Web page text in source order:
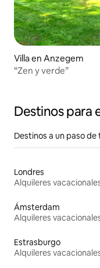
Villa en Anzegem
“Zen y verde”
Destinos para
Destinos a un paso de
Londres
Alquileres
Ámsterdam
Alquileres
Estrasburgo
Alquileres